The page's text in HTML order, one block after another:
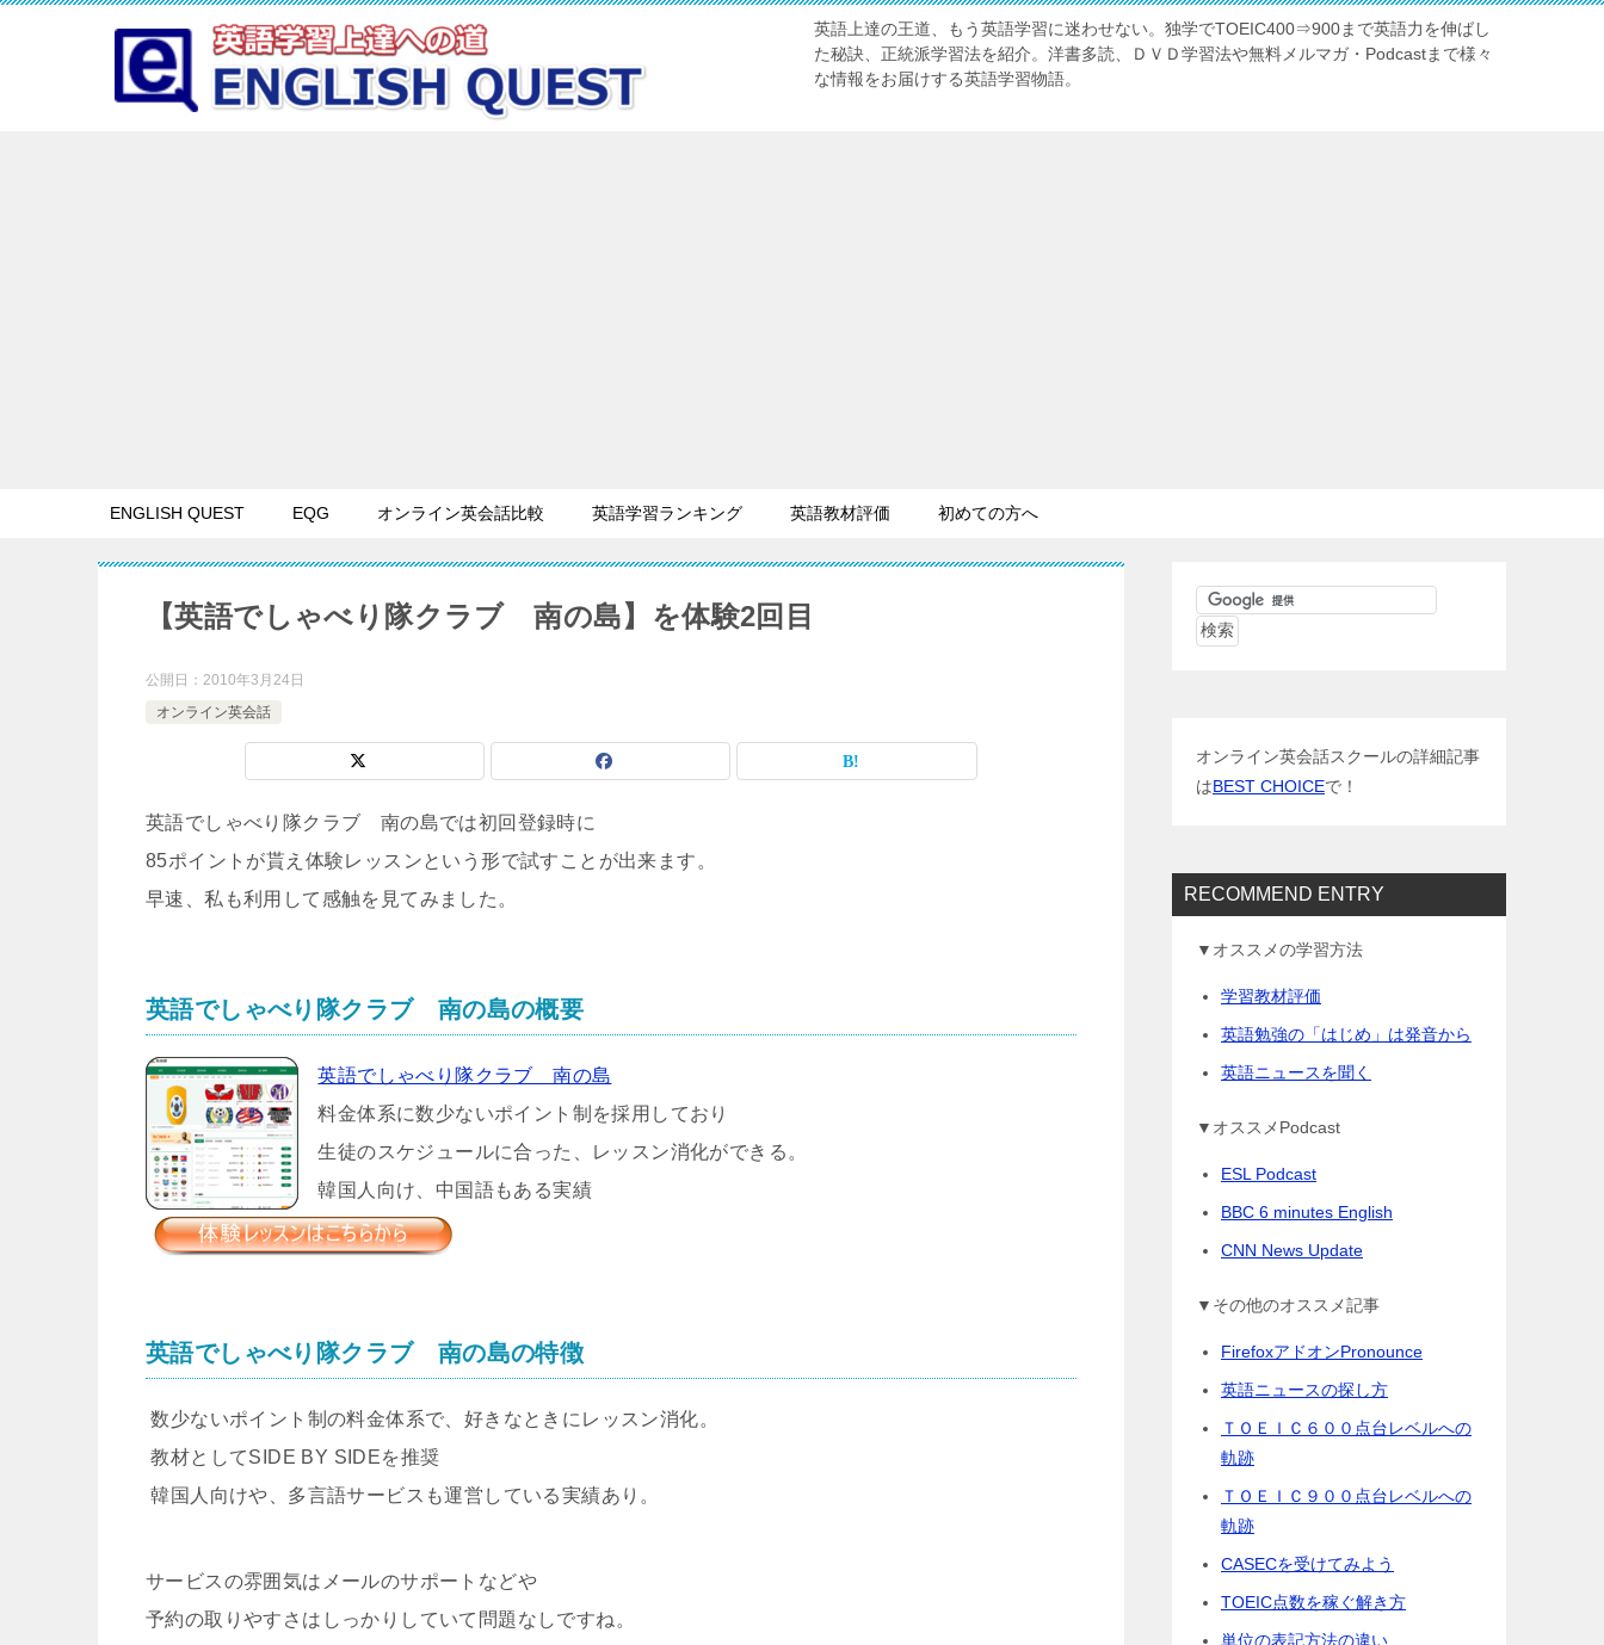
英語上達の王道、もう英語学習に迷わせない。独学でTOEIC400⇒900まで英語力を伸ばし
た秘訣、正統派学習法を紹介。洋書多読、ＤＶＤ学習法や無料メルマガ・Podcastまで様々
な情報をお届けする英語学習物語。
ENGLISH QUEST EQG オンライン英会話比較 英語学習ランキング 英語教材評価 初めての方へ
【英語でしゃべり隊クラブ 南の島】を体験2回目
公開日： 2010年3月24日
オンライン英会話
英語でしゃべり隊クラブ 南の島では初回登録時に
85ポイントが貰え体験レッスンという形で試すことが出来ます。
早速、私も利用して感触を見てみました。
英語でしゃべり隊クラブ 南の島の概要
英語でしゃべり隊クラブ 南の島
料金体系に数少ないポイント制を採用しており
生徒のスケジュールに合った、レッスン消化ができる。
韓国人向け、中国語もある実績
英語でしゃべり隊クラブ 南の島の特徴
数少ないポイント制の料金体系で、好きなときにレッスン消化。
教材としてSIDE BY SIDEを推奨
韓国人向けや、多言語サービスも運営している実績あり。
サービスの雰囲気はメールのサポートなどや
予約の取りやすさはしっかりしていて問題なしですね。
オンライン英会話スクールの詳細記事
はBEST CHOICEで！
RECOMMEND ENTRY
▼オススメの学習方法
学習教材評価
英語勉強の「はじめ」は発音から
英語ニュースを聞く
▼オススメPodcast
ESL Podcast
BBC 6 minutes English
CNN News Update
▼その他のオススメ記事
FirefoxアドオンPronounce
英語ニュースの探し方
ＴＯＥＩＣ６００点台レベルへの
軌跡
ＴＯＥＩＣ９００点台レベルへの
軌跡
CASECを受けてみよう
TOEIC点数を稼ぐ解き方
単位の表記方法の違い